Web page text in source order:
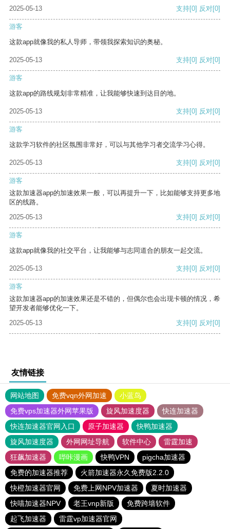
2025-05-13 支持[0] 反对[0]
游客
这款app就像我的私人导师，带领我探索知识的奥秘。
2025-05-13 支持[0] 反对[0]
游客
这款app的路线规划非常精准，让我能够快速到达目的地。
2025-05-13 支持[0] 反对[0]
游客
这款学习软件的社区氛围非常好，可以与其他学习者交流学习心得。
2025-05-13 支持[0] 反对[0]
游客
这款加速器app的加速效果一般，可以再提升一下，比如能够支持更多地
区的线路。
2025-05-13
支持[0] 反对[0]
游客
这款app就像我的社交平台，让我能够与志同道合的朋友一起交流。
2025-05-13 支持[0] 反对[0]
游客
这款加速器app的加速效果还是不错的，但偶尔也会出现卡顿的情况，希
望开发者能够优化一下。
2025-05-13
支持[0] 反对[0]
友情链接
网站地图 免费vqn外网加速
小蓝鸟
免费vps加速器外网苹果版
旋风加速度器
快连加速器
快连加速器官网入口
原子加速器
快鸭加速器
旋风加速度器
外网网址导航 软件中心
雷霆加速
狂飙加速器
哔咔漫画 快鸭VPN
pigcha加速器
免费的加速器推荐
火箭加速器永久免费版2.2.0
快橙加速器官网
免费上网NPV加速器
夏时加速器
快喵加速器NPV
老王vnp新版
免费跨墙软件
起飞加速器
雷霆vp加速器官网